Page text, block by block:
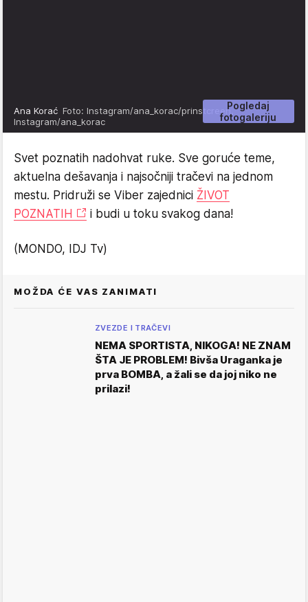
Pogledaj
fotogaleriju
Ana Korać Foto: Instagram/ana_korac/prinstcreen,
Instagram/ana_korac
Svet poznatih nadohvat ruke. Sve goruće teme,
aktuelna dešavanja i najsočniji tračevi na jednom
mestu. Pridruži se Viber zajednici ŽIVOT
POZNATIH
i budi u toku svakog dana!
(MONDO, IDJ Tv)
MOŽDA ĆE VAS ZANIMATI
ZVEZDE I TRAČEVI
NEMA SPORTISTA, NIKOGA! NE ZNAM
ŠTA JE PROBLEM! Bivša Uraganka je
prva BOMBA, a žali se da joj niko ne
prilazi!